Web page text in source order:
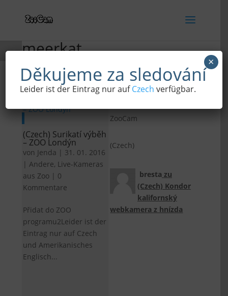
meerkat
(Czech) Surikatí výběh
– ZOO Londýn
von Jenda | 31. 01. 2016
| Andere, Live-Kameras
aus Zoo | 0
Kommentare
Přidat do ZOO
programu2Leider ist der
Eintrag nur auf Czech
und Amerikanisches
Englisch...
ZooCam
(Czech)
bresta zu
(Czech) Kondor
kalifornský
webkamera z hnízda
Děkujeme za sledování
Leider ist der Eintrag nur aufCzech verfügbar.
×